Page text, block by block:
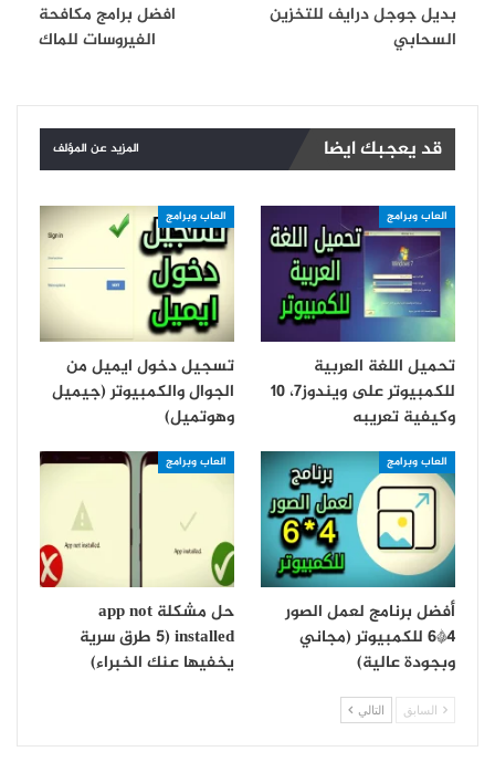
بديل جوجل درايف للتخزين
السحابي
افضل برامج مكافحة
الفيروسات للماك
قد يعجبك ايضا المزيد عن المؤلف
العاب وبرامج
تحميل اللغة العربية
للكمبيوتر على ويندوز7، 10
وكيفية تعريبه
العاب وبرامج
تسجيل دخول ايميل من
الجوال والكمبيوتر (جيميل
وهوتميل)
العاب وبرامج
أفضل برنامج لعمل الصور
4*6 للكمبيوتر (مجاني
وبجودة عالية)
العاب وبرامج
حل مشكلة app not
installed (5 طرق سرية
يخفيها عنك الخبراء)
السابق التالي